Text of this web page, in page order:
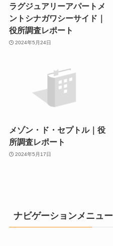
ラグジュアリーアパートメ
ントシナガワシーサイド｜
役所調査レポート
2024年5月24日
メゾン・ド・セプトル｜役
所調査レポート
2024年5月17日
ナビゲーションメニュー